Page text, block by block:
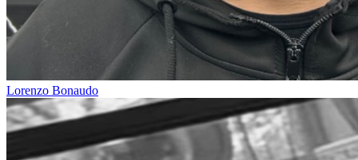
Lorenzo Bonaudo